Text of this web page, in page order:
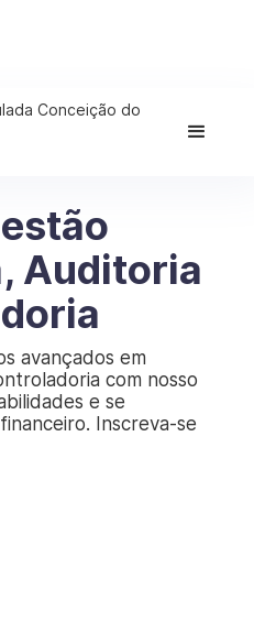
Auditoria
avançados em
com nosso
e se
Inscreva-se